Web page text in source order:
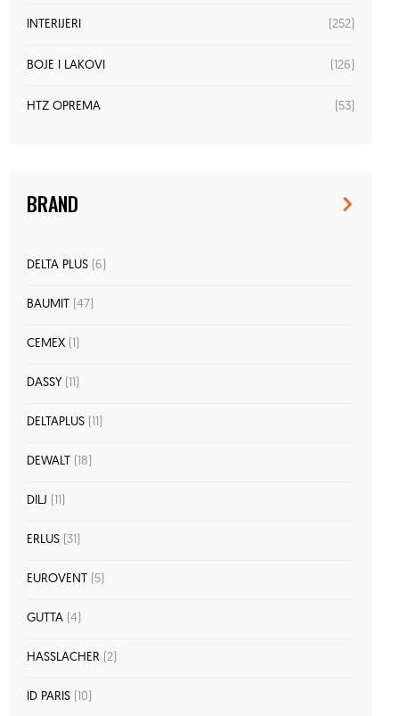
INTERIJERI (252)
BOJE I LAKOVI (126)
HTZ OPREMA (53)
BRAND
DELTA PLUS (6)
BAUMIT (47)
CEMEX (1)
DASSY (11)
DELTAPLUS (11)
DEWALT (18)
DILJ (11)
ERLUS (31)
EUROVENT (5)
GUTTA (4)
HASSLACHER (2)
ID PARIS (10)